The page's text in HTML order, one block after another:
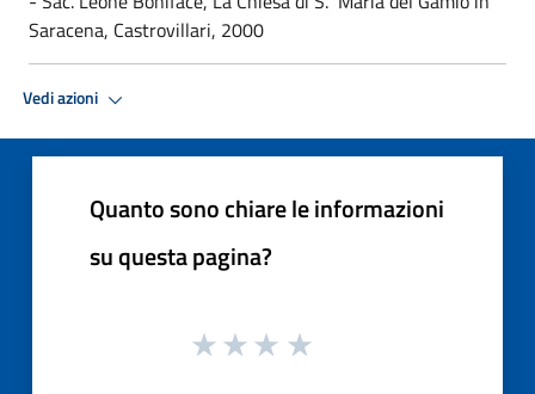
Saracena, Castrovillari, 2000
Vedi azioni
Quanto sono chiare le informazioni
su questa pagina?